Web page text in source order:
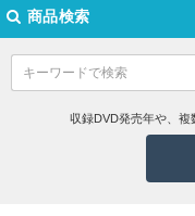
商品検索
収録DVD発売年や、